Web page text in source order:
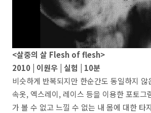
<살중의 살 Flesh of flesh>
2010 | 이원우 | 실험 | 10분
비슷하게 반복되지만 한순간도 동일하지 않
속옷, 엑스레이, 레이스 등을 이용한 포토그
가 볼 수 없고 느낄 수 없는 내 몸에 대한 타